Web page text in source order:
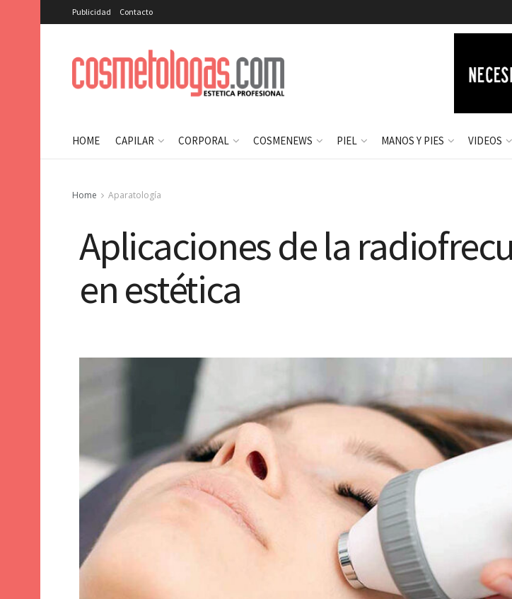
Publicidad Contacto
HOME CAPILAR CORPORAL COSMENEWS PIEL MANOS Y PIES VIDEOS
Home Aparatología
Aplicaciones de la
en estética